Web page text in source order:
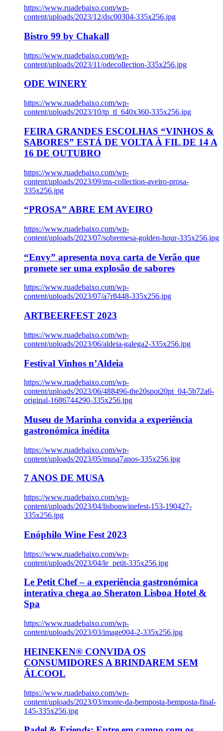
https://www.ruadebaixo.com/wp-
content/uploads/2023/12/dsc00304-335x256.jpg
Bistro 99 by Chakall
https://www.ruadebaixo.com/wp-
content/uploads/2023/11/odecollection-335x256.jpg
ODE WINERY
https://www.ruadebaixo.com/wp-
content/uploads/2023/10/tp_tl_640x360-335x256.jpg
FEIRA GRANDES ESCOLHAS “VINHOS &
SABORES” ESTÁ DE VOLTA À FIL DE 14 A
16 DE OUTUBRO
https://www.ruadebaixo.com/wp-
content/uploads/2023/09/ms-collection-aveiro-prosa-
335x256.jpg
“PROSA” ABRE EM AVEIRO
https://www.ruadebaixo.com/wp-
content/uploads/2023/07/sobremesa-golden-hour-335x256.jpg
“Envy” apresenta nova carta de Verão que
promete ser uma explosão de sabores
https://www.ruadebaixo.com/wp-
content/uploads/2023/07/a7r8448-335x256.jpg
ARTBEERFEST 2023
https://www.ruadebaixo.com/wp-
content/uploads/2023/06/aldeia-galega2-335x256.jpg
Festival Vinhos n’Aldeia
https://www.ruadebaixo.com/wp-
content/uploads/2023/06/488496-the20spot20pt_04-5b72a6-
original-1686744290-335x256.jpg
Museu de Marinha convida a experiência
gastronómica inédita
https://www.ruadebaixo.com/wp-
content/uploads/2023/05/musa7anos-335x256.jpg
7 ANOS DE MUSA
https://www.ruadebaixo.com/wp-
content/uploads/2023/04/lisbonwinefest-153-190427-
335x256.jpg
Enóphilo Wine Fest 2023
https://www.ruadebaixo.com/wp-
content/uploads/2023/04/le_petit-335x256.jpg
Le Petit Chef – a experiência gastronómica
interativa chega ao Sheraton Lisboa Hotel &
Spa
https://www.ruadebaixo.com/wp-
content/uploads/2023/03/image004-2-335x256.jpg
HEINEKEN® CONVIDA OS
CONSUMIDORES A BRINDAREM SEM
ÁLCOOL
https://www.ruadebaixo.com/wp-
content/uploads/2023/03/monte-da-bemposta-bemposta-final-
145-335x256.jpg